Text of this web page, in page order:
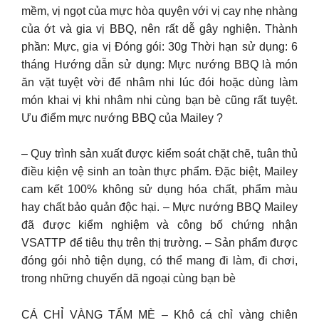
mềm, vị ngọt của mực hòa quyện với vị cay nhẹ nhàng
của ớt và gia vị BBQ, nên rất dễ gây nghiện. Thành
phần: Mực, gia vị Đóng gói: 30g Thời hạn sử dụng: 6
tháng Hướng dẫn sử dụng: Mực nướng BBQ là món
ăn vặt tuyệt vời để nhâm nhi lúc đói hoặc dùng làm
món khai vị khi nhâm nhi cùng bạn bè cũng rất tuyệt.
Ưu điểm mực nướng BBQ của Mailey ?
– Quy trình sản xuất được kiểm soát chặt chẽ, tuân thủ
điều kiện vệ sinh an toàn thực phẩm. Đặc biệt, Mailey
cam kết 100% không sử dụng hóa chất, phẩm màu
hay chất bảo quản độc hại. – Mực nướng BBQ Mailey
đã được kiểm nghiệm và công bố chứng nhận
VSATTP để tiêu thụ trên thị trường. – Sản phẩm được
đóng gói nhỏ tiện dụng, có thể mang đi làm, đi chơi,
trong những chuyến dã ngoại cùng bạn bè
CÁ CHỈ VÀNG TẨM MÈ – Khô cá chỉ vàng chiên